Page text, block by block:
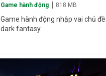
Game hành động 818 MB
Game hành động nhập vai chủ đề
dark fantasy.